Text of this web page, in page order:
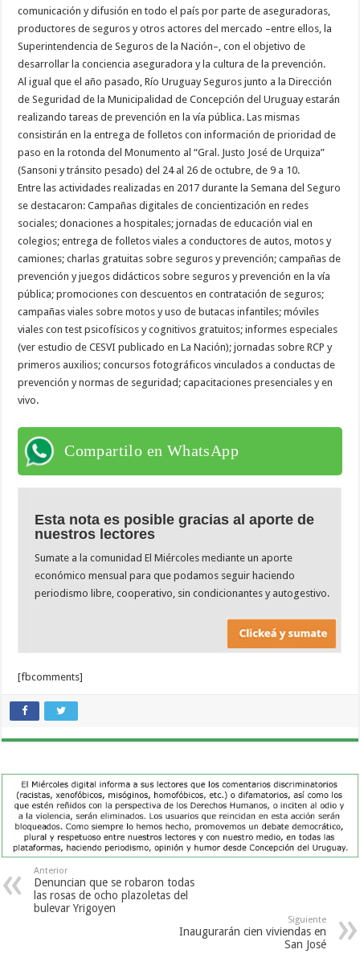
comunicación y difusión en todo el país por parte de aseguradoras,
productores de seguros y otros actores del mercado –entre ellos, la
Superintendencia de Seguros de la Nación–, con el objetivo de
desarrollar la conciencia aseguradora y la cultura de la prevención.
Al igual que el año pasado, Río Uruguay Seguros junto a la Dirección
de Seguridad de la Municipalidad de Concepción del Uruguay estarán
realizando tareas de prevención en la vía pública. Las mismas
consistirán en la entrega de folletos con información de prioridad de
paso en la rotonda del Monumento al “Gral. Justo José de Urquiza”
(Sansoni y tránsito pesado) del 24 al 26 de octubre, de 9 a 10.
Entre las actividades realizadas en 2017 durante la Semana del Seguro
se destacaron: Campañas digitales de concientización en redes
sociales; donaciones a hospitales; jornadas de educación vial en
colegios; entrega de folletos viales a conductores de autos, motos y
camiones; charlas gratuitas sobre seguros y prevención; campañas de
prevención y juegos didácticos sobre seguros y prevención en la vía
pública; promociones con descuentos en contratación de seguros;
campañas viales sobre motos y uso de butacas infantiles; móviles
viales con test psicofísicos y cognitivos gratuitos; informes especiales
(ver estudio de CESVI publicado en La Nación); jornadas sobre RCP y
primeros auxilios; concursos fotográficos vinculados a conductas de
prevención y normas de seguridad; capacitaciones presenciales y en
vivo.
Compartilo en WhatsApp
Esta nota es posible gracias al aporte de
nuestros lectores
Sumate a la comunidad El Miércoles mediante un aporte
económico mensual para que podamos seguir haciendo
periodismo libre, cooperativo, sin condicionantes y autogestivo.
[fbcomments]
Anterior
Denuncian que se robaron todas
las rosas de ocho plazoletas del
bulevar Yrigoyen
Siguiente
Inaugurarán cien viviendas en
San José